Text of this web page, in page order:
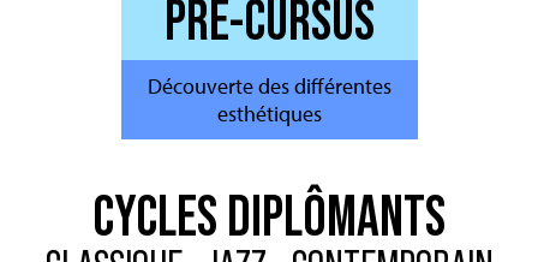
PRÉ-CURSUS
Découverte des différentes
esthétiques
CYCLES DIPLÔMANTS